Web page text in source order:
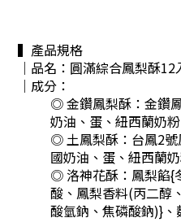
▍產品規格
｜品名：圓滿綜合鳳梨酥12
｜成分：
◎ 金鑽鳳梨酥： 金鑽
奶油、蛋、紐西蘭奶粉
◎ 土鳳梨酥： 台鳳2
國奶油、蛋、紐西蘭
◎ 洛神花酥： 鳳梨餡{
酸、鳳梨香料(丙二醇
酸氫鈉、焦磷酸鈉)}